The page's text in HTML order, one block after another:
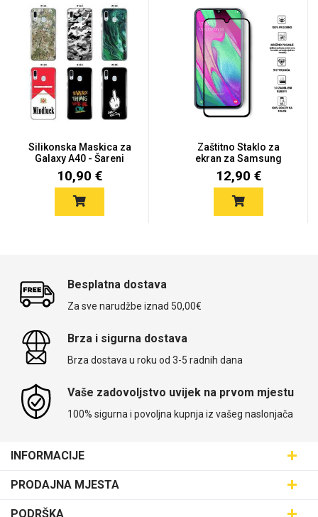
Silikonska Maskica za
Galaxy A40 - Šareni
moti...
10,90 €
Zaštitno Staklo za
ekran za Samsung
Galaxy A40...
12,90 €
Besplatna dostava
Za sve narudžbe iznad 50,00€
Brza i sigurna dostava
Brza dostava u roku od 3-5 radnih dana
Vaše zadovoljstvo uvijek na prvom mjestu
100% sigurna i povoljna kupnja iz vašeg naslonjača
INFORMACIJE
SVIJET MASKICA d.o.o.
PRODAJNA MJESTA
Poslovnica Trešnjevka
PODRŠKA